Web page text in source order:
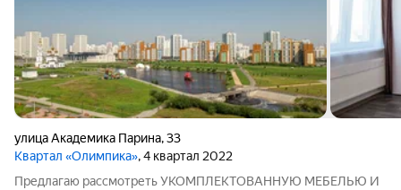
улица Академика Парина,33
Квартал «Олимпика», 4 квартал 2022
Предлагаю рассмотреть УКОМПЛЕКТОВАННУЮ МЕБЕЛЬЮ И